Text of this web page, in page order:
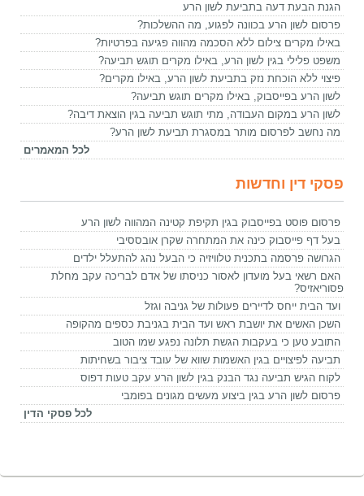
הגנת הבעת דעה בתביעת לשון הרע
פרסום לשון הרע בכוונה לפגוע, מה ההשלכות?
באילו מקרים צילום ללא הסכמה מהווה פגיעה בפרטיות?
משפט פלילי בגין לשון הרע, באילו מקרים תוגש תביעה?
פיצוי ללא הוכחת נזק בתביעת לשון הרע, באילו מקרים?
לשון הרע בפייסבוק, באילו מקרים תוגש תביעה?
לשון הרע במקום העבודה, מתי תוגש תביעה בגין הוצאת דיבה?
מה נחשב לפרסום מותר במסגרת תביעת לשון הרע?
לכל המאמרים
פסקי דין וחדשות
פרסום פוסט בפייסבוק בגין תקיפת קטינה המהווה לשון הרע
בעל דף פייסבוק כינה את המתחרה שקרן אובססיבי
הגרושה פרסמה בתכנית טלוויזיה כי הבעל נהג להתעלל ילדים
האם רשאי בעל מועדון לאסור כניסתו של אדם לבריכה עקב מחלת
פסוריאזיס?
ועד הבית ייחס לדיירים פעולות של גניבה וגזל
השכן האשים את יושבת ראש ועד הבית בגניבת כספים מהקופה
התובע טען כי בעקבות הגשת תלונה נפגע שמו הטוב
תביעה לפיצויים בגין האשמות שווא של עובד ציבור בשחיתות
לקוח הגיש תביעה נגד הבנק בגין לשון הרע עקב טעות דפוס
פרסום לשון הרע בגין ביצוע מעשים מגונים בפומבי
לכל פסקי הדין